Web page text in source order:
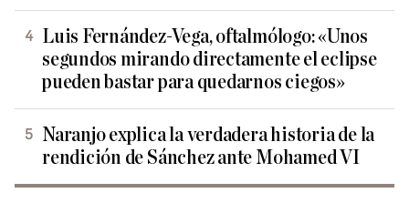
Luis Fernández-Vega, oftalmólogo: «Unos
segundos mirando directamente el eclipse
pueden bastar para quedarnos ciegos»
Naranjo explica la verdadera historia de la
rendición de Sánchez ante Mohamed VI